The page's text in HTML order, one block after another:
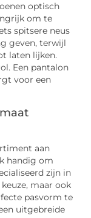
optisch
om te
spitsere neus
geven, terwijl
laten lijken.
Een pantalon
voor een
aan
handig om
zijn in
maar ook
pasvorm te
uitgebreide